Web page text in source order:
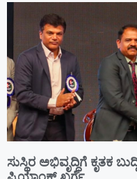
ಸುಸ್ಥಿರ ಅಭಿವೃದ್ಧಿಗೆ ಕೃತಕ